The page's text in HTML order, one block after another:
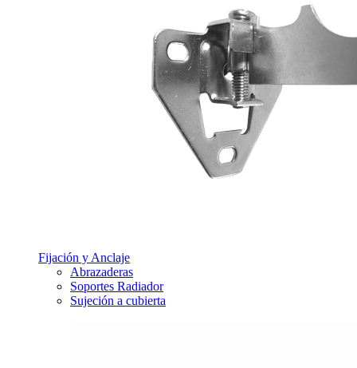
Fijación y Anclaje
Abrazaderas
Soportes Radiador
Sujeción a cubierta